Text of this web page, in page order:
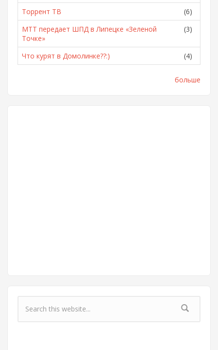
Торрент ТВ
(6)
МТТ передает ШПД в Липецке «Зеленой
Точке»
(3)
Что курят в Домолинке??:) (4)
больше
Форма поиска